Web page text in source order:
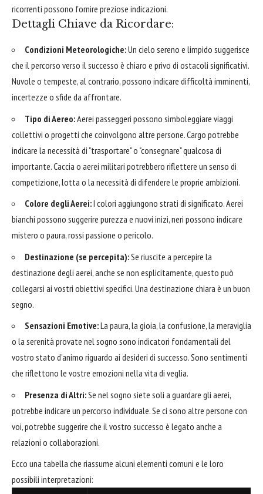
ricorrenti possono fornire preziose indicazioni.
Dettagli Chiave da Ricordare:
Condizioni Meteorologiche:Un cielo sereno e limpido suggerisce
che il percorso verso il successo è chiaro e privo di ostacoli significativi.
Nuvole o tempeste, al contrario, possono indicare difficoltà imminenti,
incertezze o sfide da affrontare.
Tipo di Aereo:Aerei passeggeri possono simboleggiare viaggi
collettivi o progetti che coinvolgono altre persone. Cargo potrebbe
indicare la necessità di "trasportare" o "consegnare" qualcosa di
importante. Caccia o aerei militari potrebbero riflettere un senso di
competizione, lotta o la necessità di difendere le proprie ambizioni.
Colore degli Aerei:I colori aggiungono strati di significato. Aerei
bianchi possono suggerire purezza e nuovi inizi, neri possono indicare
mistero o paura, rossi passione o pericolo.
Destinazione (se percepita):Se riuscite a percepire la
destinazione degli aerei, anche se non esplicitamente, questo può
collegarsi ai vostri obiettivi specifici. Una destinazione chiara è un buon
segno.
Sensazioni Emotive:La paura, la gioia, la confusione, la meraviglia
o la serenità provate nel sogno sono indicatori fondamentali del
vostro stato d'animo riguardo ai desideri di successo. Sono sentimenti
che riflettono le vostre emozioni nella vita di veglia.
Presenza di Altri:Se nel sogno siete soli a guardare gli aerei,
potrebbe indicare un percorso individuale. Se ci sono altre persone con
voi, potrebbe suggerire che il vostro successo è legato anche a
relazioni o collaborazioni.
Ecco una tabella che riassume alcuni elementi comuni e le loro
possibili interpretazioni: